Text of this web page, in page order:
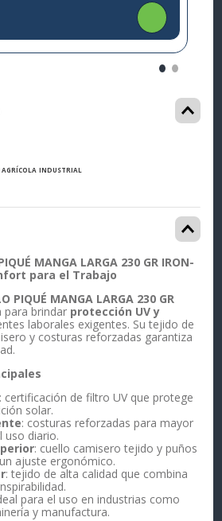
AGRÍCOLA INDUSTRIAL
MANGA LARGA 230 GR IRON-
para el Trabajo
PIQUÉ MANGA LARGA 230 GR
para brindar protección UV y
laborales exigentes. Su tejido de
y costuras reforzadas garantiza
: certificación de filtro UV que protege
solar.
: costuras reforzadas para mayor
uso diario.
: cuello camisero tejido y puños
ajuste ergonómico.
: tejido de alta calidad que combina
para el uso en industrias como
y manufactura.